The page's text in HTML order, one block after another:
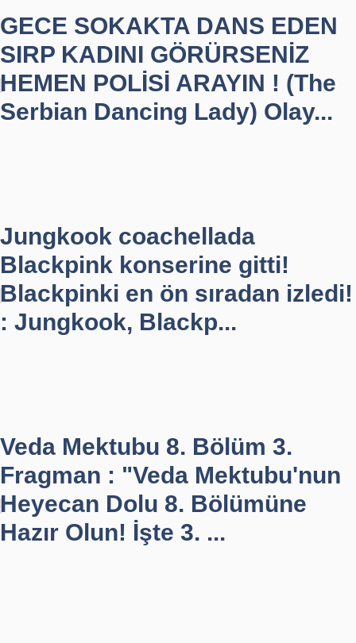
GECE SOKAKTA DANS EDEN
SIRP KADINI GÖRÜRSENİZ
HEMEN POLİSİ ARAYIN ! (The
Serbian Dancing Lady) Olay...
Jungkook coachellada
Blackpink konserine gitti!
Blackpinki en ön sıradan izledi!
: Jungkook, Blackp...
Veda Mektubu 8. Bölüm 3.
Fragman : "Veda Mektubu'nun
Heyecan Dolu 8. Bölümüne
Hazır Olun! İşte 3. ...